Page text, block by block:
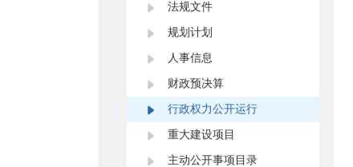
法规文件
规划计划
人事信息
财政预决算
行政权力公开运行
重大建设项目
主动公开事项目录